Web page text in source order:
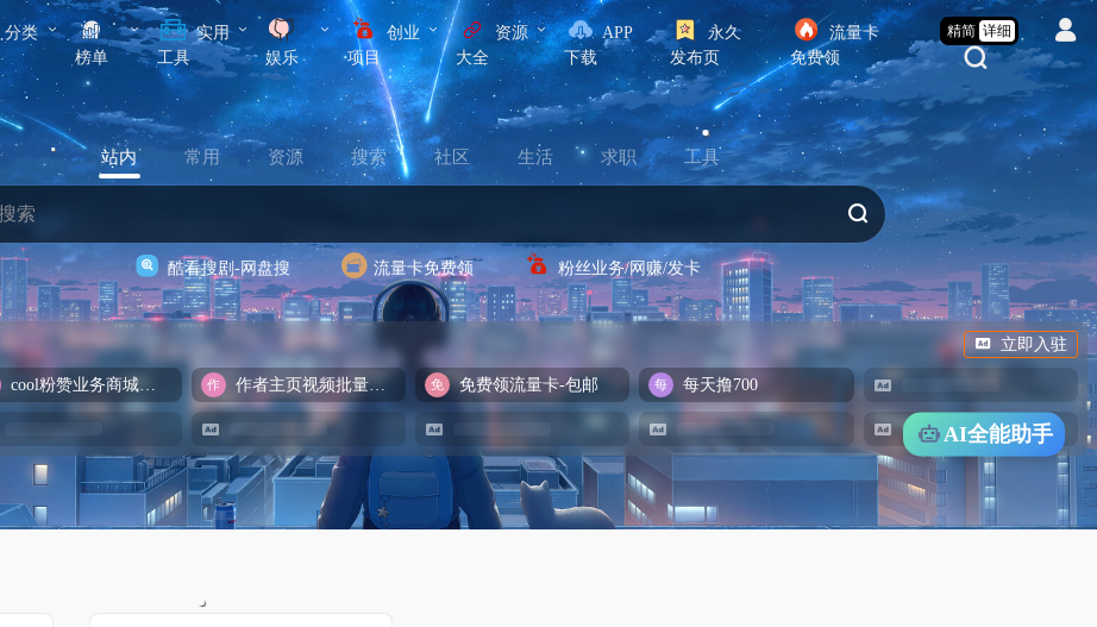
分类
榜单
实用
工具
娱乐
创业
项目
资源
大全
APP
下载
永久
发布页
流量卡
免费领
精简 详细
站内 常用 资源 搜索 社区 生活 求职 工具
酷看搜剧-网盘搜 流量卡免费领 粉丝业务/网赚/发卡
立即入驻
cool粉赞业务商城【爆粉引流】 作者主页视频批量提取 免费领流量卡-包邮 每天撸700
AI全能助手